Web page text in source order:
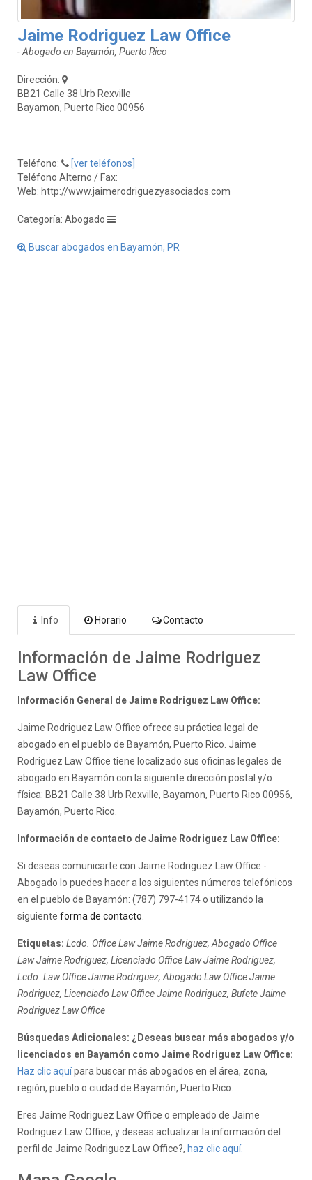
Jaime Rodriguez Law Office
- Abogado en Bayamón, Puerto Rico
Dirección:
BB21 Calle 38 Urb Rexville
Bayamon, Puerto Rico 00956
Teléfono:
[ver teléfonos]
Teléfono Alterno / Fax:
Web: http://www.jaimerodriguezyasociados.com
Categoría: Abogado
Buscar abogados en Bayamón, PR
Info Horario Contacto
Información de Jaime Rodriguez
Law Office
Información General de Jaime Rodriguez Law Office:
Jaime Rodriguez Law Office ofrece su práctica legal de
abogado en el pueblo de Bayamón, Puerto Rico. Jaime
Rodriguez Law Office tiene localizado sus oficinas legales de
abogado en Bayamón con la siguiente dirección postal y/o
física: BB21 Calle 38 Urb Rexville, Bayamon, Puerto Rico 00956,
Bayamón, Puerto Rico.
Información de contacto de Jaime Rodriguez Law Office:
Si deseas comunicarte con Jaime Rodriguez Law Office -
Abogado lo puedes hacer a los siguientes números telefónicos
en el pueblo de Bayamón: (787) 797-4174 o utilizando la
siguiente forma de contacto
Etiquetas: Lcdo. Office Law Jaime Rodriguez, Abogado Office
Law Jaime Rodriguez, Licenciado Office Law Jaime Rodriguez,
Lcdo. Law Office Jaime Rodriguez, Abogado Law Office Jaime
Rodriguez, Licenciado Law Office Jaime Rodriguez, Bufete Jaime
Rodriguez Law Office
Búsquedas Adicionales: ¿Deseas buscar más abogados y/o
licenciados en Bayamón como Jaime Rodriguez Law Office:
Haz clic aquípara buscar más abogados en el área, zona,
región, pueblo o ciudad de Bayamón, Puerto Rico.
Eres Jaime Rodriguez Law Office o empleado de Jaime
Rodriguez Law Office, y deseas actualizar la información del
perfil de Jaime Rodriguez Law Office?, haz clic aquí.